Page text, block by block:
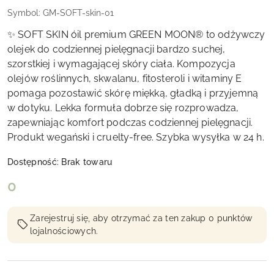
Symbol: GM-SOFT-skin-01
✨ SOFT SKIN óil premium GREEN MOON® to odżywczy
olejek do codziennej pielęgnacji bardzo suchej,
szorstkiej i wymagającej skóry ciała. Kompozycja
olejów roślinnych, skwalanu, fitosteroli i witaminy E
pomaga pozostawić skórę miękką, gładką i przyjemną
w dotyku. Lekka formuła dobrze się rozprowadza,
zapewniając komfort podczas codziennej pielęgnacji.
Produkt wegański i cruelty-free. Szybka wysyłka w 24 h.
Dostępność: Brak towaru
cena:
0
Zarejestruj się, aby otrzymać za ten zakup 0 punktów
lojalnościowych.